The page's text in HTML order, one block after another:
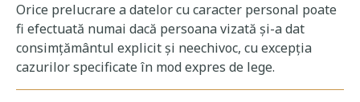
Orice prelucrare a datelor cu caracter personal poate
fi efectuată numai dacă persoana vizată și-a dat
consimțământul explicit și neechivoc, cu excepția
cazurilor specificate în mod expres de lege.